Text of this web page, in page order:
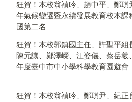
狂賀！本校翁禎吟、趙中平、鄭琪
年氣候變遷暨永續發展教育校本課
國第二名
狂賀！本校郭鎮國主任、許聖平組
陳元讓、鄭澤嶸、江姿儀、蔡岳
年度臺中市中小學科學教育園遊會
狂賀！本校翁禎吟、鄭琪尹、紀正